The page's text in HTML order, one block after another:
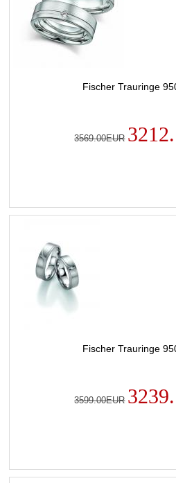
Fischer Trauringe
3569.00EUR
Fischer Trauringe
3599.00EUR